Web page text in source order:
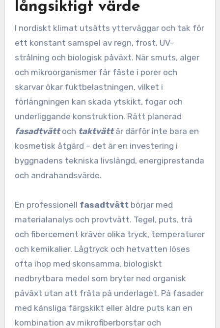
långsiktigt värde
I nordiskt klimat utsätts ytterväggar och tak för
ett konstant samspel av regn, frost, UV-
strålning och biologisk påväxt. När smuts, alger
och mikroorganismer får fäste i porer och
skarvar ökar fuktbelastningen, vilket i
förlängningen kan skada ytskikt, fogar och
underliggande konstruktion. Rätt planerad
fasadtvättoch taktvättär därför inte bara en
kosmetisk åtgärd – det är en investering i
byggnadens tekniska livslängd, energiprestanda
och andrahandsvärde.
En professionell fasadtvätt börjar med
materialanalys och provtvätt. Tegel, puts, trä
och fibercement kräver olika tryck, temperaturer
och kemikalier. Lågtryck och hetvatten löses
ofta ihop med skonsamma, biologiskt
nedbrytbara medel som bryter ned organisk
påväxt utan att fräta på underlaget. På fasader
med känsliga färgskikt eller äldre puts kan en
kombination av mikrofiberborstar och